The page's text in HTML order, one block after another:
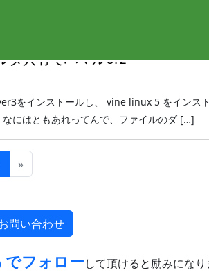
ダ共有でハマルorz
をインストールし、 vine linux 5 をインスト
にはともあれってんで、ファイルのダ […]
»
問い合わせ
でフォローして頂けると励みになり